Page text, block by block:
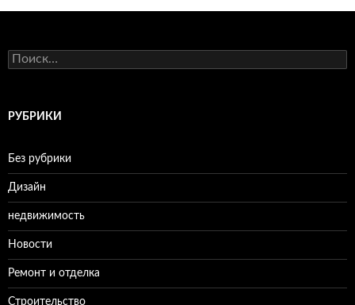
Н
а
иРУБРИКИ
Без рубрики
Дизайн
недвижимость
Новости
Ремонт и отделка
Строительство